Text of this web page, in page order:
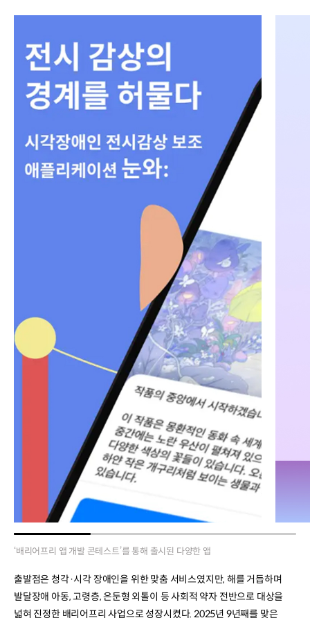
‘배리어프리 앱 개발 콘테스트’를 통해 출시된 다양한 앱
출발점은 청각·시각 장애인을 위한 맞춤 서비스였지만, 해를 거듭하며
발달장애 아동, 고령층, 은둔형 외톨이 등 사회적 약자 전반으로 대상을
넓혀 진정한 배리어프리 사업으로 성장시켰다. 2025년 9년째를 맞은